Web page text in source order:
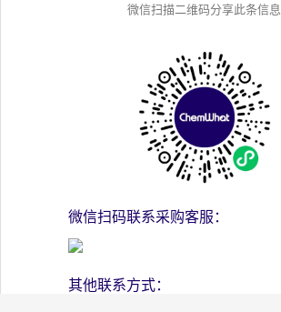
微信扫描二维码分享此条信息
微信扫码联系采购客服：
其他联系方式：